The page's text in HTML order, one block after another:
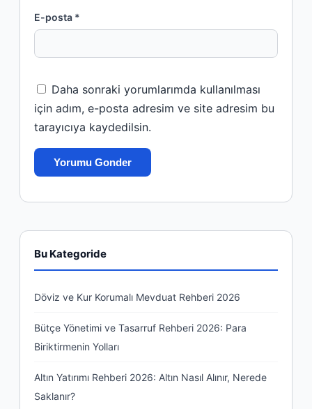
E-posta *
Daha sonraki yorumlarımda kullanılması
için adım, e-posta adresim ve site adresim bu
tarayıcıya kaydedilsin.
Bu Kategoride
Döviz ve Kur Korumalı Mevduat Rehberi 2026
Bütçe Yönetimi ve Tasarruf Rehberi 2026: Para
Biriktirmenin Yolları
Altın Yatırımı Rehberi 2026: Altın Nasıl Alınır, Nerede
Saklanır?